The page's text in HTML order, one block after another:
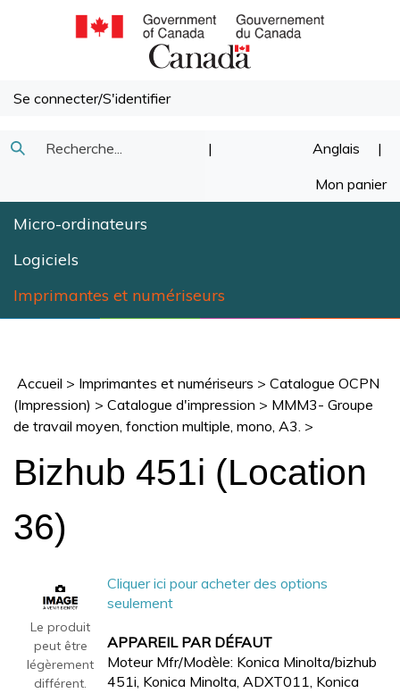
Se connecter/S'identifier
Recherche
Soumettre
recherche
| Anglais |
Mon panier
Micro-ordinateurs
Logiciels
Imprimantes et numériseurs
Accueil > Imprimantes et numériseurs > Catalogue OCPN
(Impression) > Catalogue d'impression > MMM3- Groupe
de travail moyen, fonction multiple, mono, A3. >
Bizhub 451i (Location
36)
Le produit
peut être
légèrement
différent.
Cliquer ici pour acheter des options
seulement
APPAREIL PAR DÉFAUT
Moteur Mfr/Modèle: Konica Minolta/bizhub
451i, Konica Minolta, ADXT011, Konica